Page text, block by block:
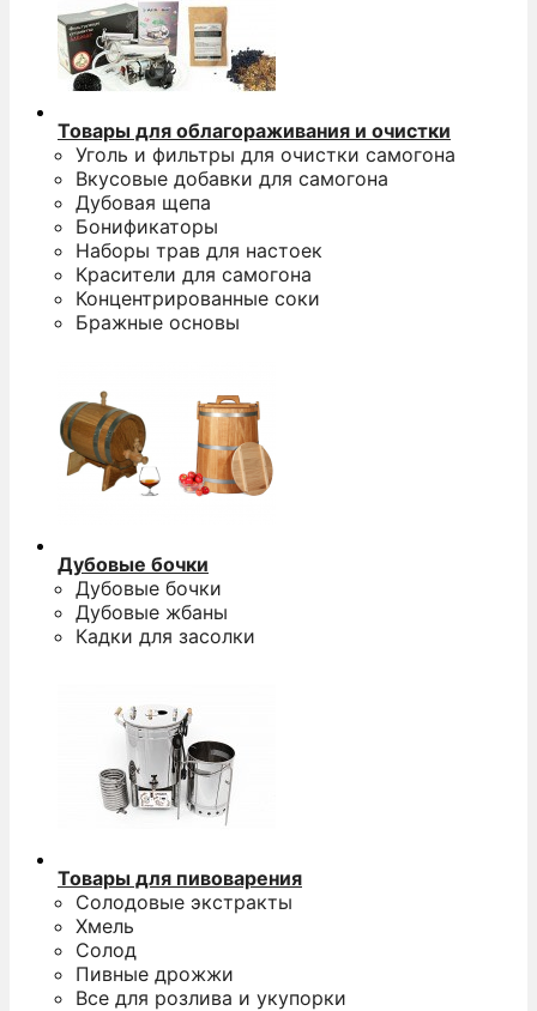
Товары для облагораживания и очистки
Уголь и фильтры для очистки самогона
Вкусовые добавки для самогона
Дубовая щепа
Бонификаторы
Наборы трав для настоек
Красители для самогона
Концентрированные соки
Бражные основы
Дубовые бочки
Дубовые бочки
Дубовые жбаны
Кадки для засолки
Товары для пивоварения
Солодовые экстракты
Хмель
Солод
Пивные дрожжи
Все для розлива и укупорки